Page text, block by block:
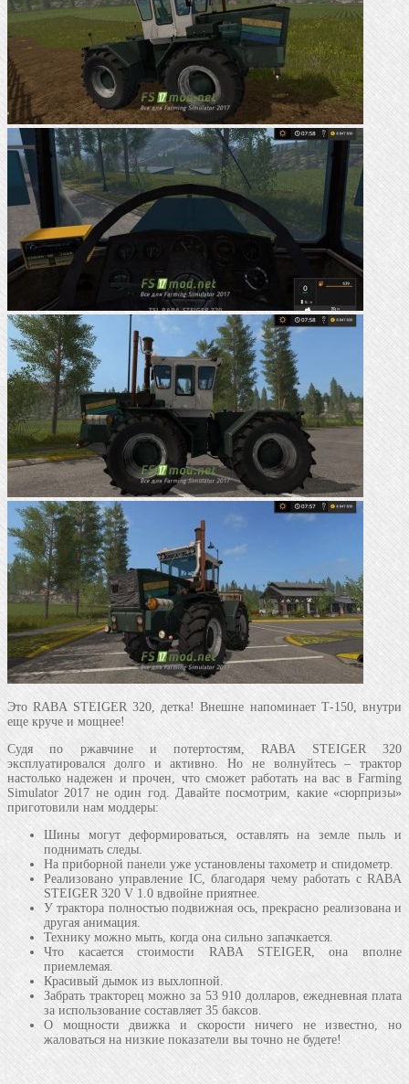
Это RABA STEIGER 320, детка! Внешне напоминает Т-150, внутри
еще круче и мощнее!
Судя по ржавчине и потертостям, RABA STEIGER 320
эксплуатировался долго и активно. Но не волнуйтесь – трактор
настолько надежен и прочен, что сможет работать на вас в Farming
Simulator 2017 не один год. Давайте посмотрим, какие «сюрпризы»
приготовили нам моддеры:
Шины могут деформироваться, оставлять на земле пыль и
поднимать следы.
На приборной панели уже установлены тахометр и спидометр.
Реализовано управление IC, благодаря чему работать с RABA
STEIGER 320 V 1.0 вдвойне приятнее.
У трактора полностью подвижная ось, прекрасно реализована и
другая анимация.
Технику можно мыть, когда она сильно запачкается.
Что касается стоимости RABA STEIGER, она вполне
приемлемая.
Красивый дымок из выхлопной.
Забрать тракторец можно за 53 910 долларов, ежедневная плата
за использование составляет 35 баксов.
О мощности движка и скорости ничего не известно, но
жаловаться на низкие показатели вы точно не будете!